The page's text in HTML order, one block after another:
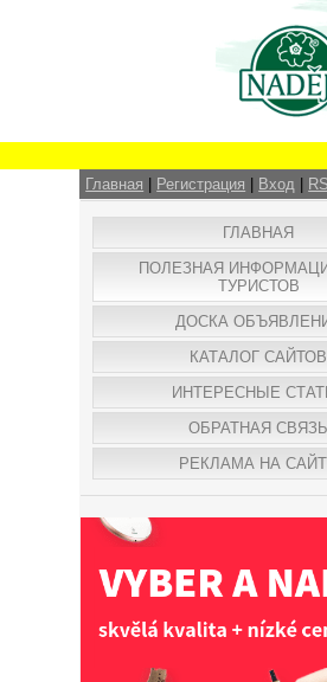
Главная
Регистрация Вход
ГЛАВНАЯ
ПОЛЕЗНАЯ
ТУРИСТОВ
ДОСКА
КАТАЛОГ САЙТОВ
ИНТЕРЕСНЫЕ
ОБРАТНАЯ СВЯЗЬ
РЕКЛАМА НА